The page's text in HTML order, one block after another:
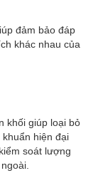
đảm bảo đáp
khác nhau của
khối giúp loại bỏ
hiện đại
soát lượng